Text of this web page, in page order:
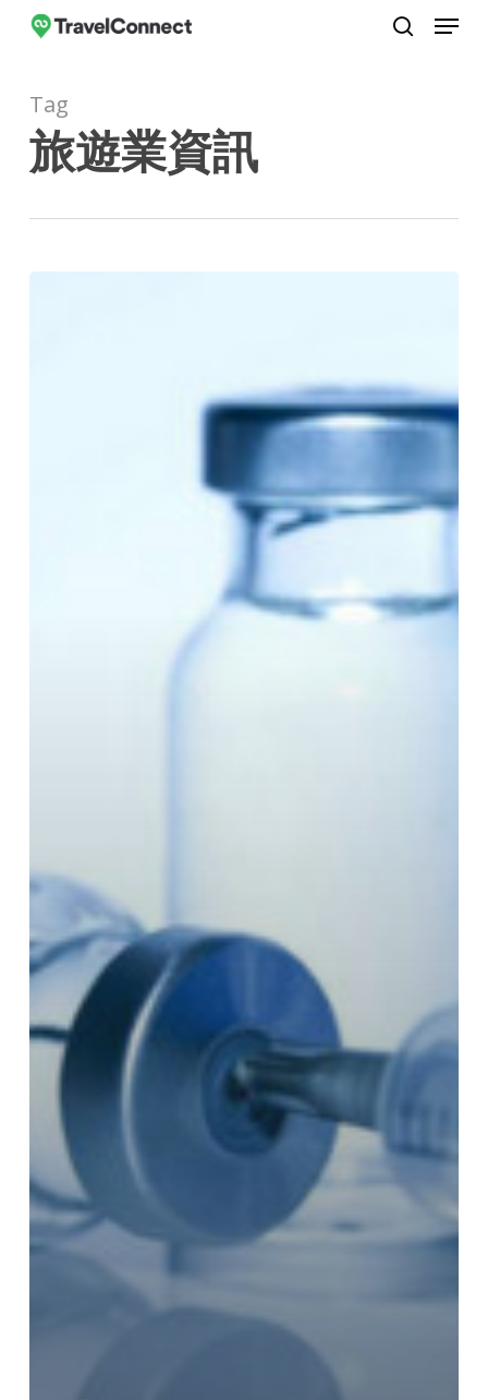
Skip
content
Menu
Tag
旅遊業資訊